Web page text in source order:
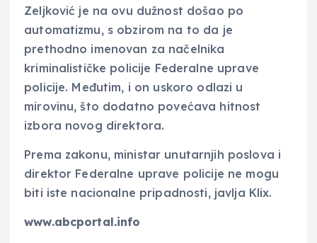
Zeljković je na ovu dužnost došao po
automatizmu, s obzirom na to da je
prethodno imenovan za načelnika
kriminalističke policije Federalne uprave
policije. Međutim, i on uskoro odlazi u
mirovinu, što dodatno povećava hitnost
izbora novog direktora.
Prema zakonu, ministar unutarnjih poslova i
direktor Federalne uprave policije ne mogu
biti iste nacionalne pripadnosti, javlja Klix.
www.abcportal.info